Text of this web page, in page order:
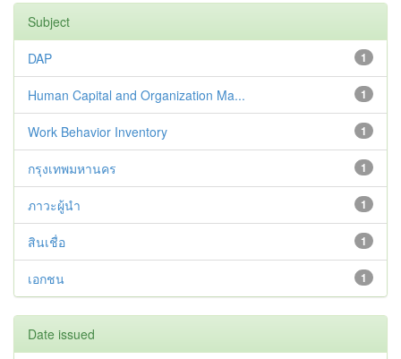
Subject
1
DAP
1
Human Capital and Organization Ma...
1
Work Behavior Inventory
1
กรุงเทพมหานคร
1
ภาวะผู้นำ
1
สินเชื่อ
1
เอกชน
Date issued